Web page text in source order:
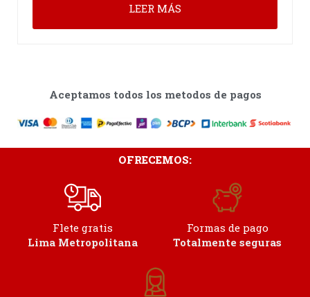
LEER MÁS
Aceptamos todos los metodos de pagos
OFRECEMOS:
Flete gratis
Lima Metropolitana
Formas de pago
Totalmente seguras